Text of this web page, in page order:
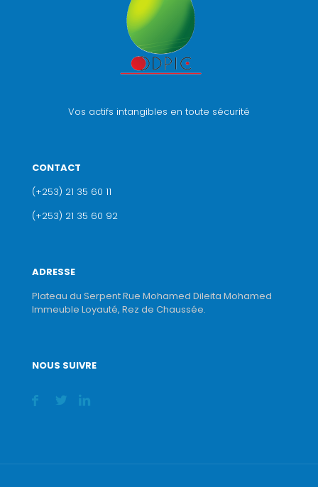
Vos actifs intangibles en toute sécurité
CONTACT
(+253) 21 35 60 11
(+253) 21 35 60 92
ADRESSE
Plateau du Serpent Rue Mohamed Dileita Mohamed
Immeuble Loyauté, Rez de Chaussée.
NOUS SUIVRE